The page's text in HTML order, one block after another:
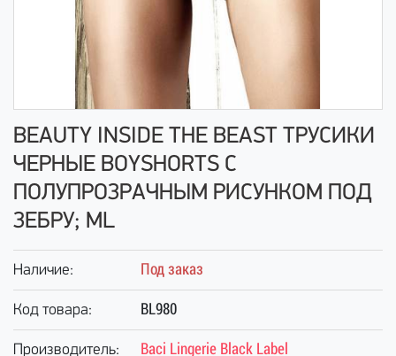
BEAUTY INSIDE THE BEAST ТРУСИКИ
ЧЕРНЫЕ BOYSHORTS С
ПОЛУПРОЗРАЧНЫМ РИСУНКОМ ПОД
ЗЕБРУ; ML
Наличие: Под заказ
Код товара: BL980
Производитель: Baci Lingerie Black Label